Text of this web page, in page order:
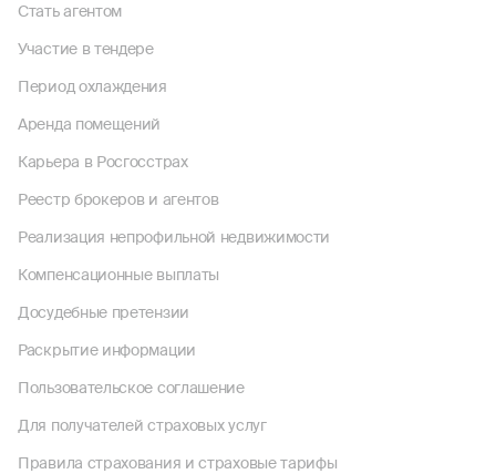
Стать агентом
Участие в тендере
Период охлаждения
Аренда помещений
Карьера в Росгосстрах
Реестр брокеров и агентов
Реализация непрофильной недвижимости
Компенсационные выплаты
Досудебные претензии
Раскрытие информации
Пользовательское соглашение
Для получателей страховых услуг
Правила страхования и страховые тарифы